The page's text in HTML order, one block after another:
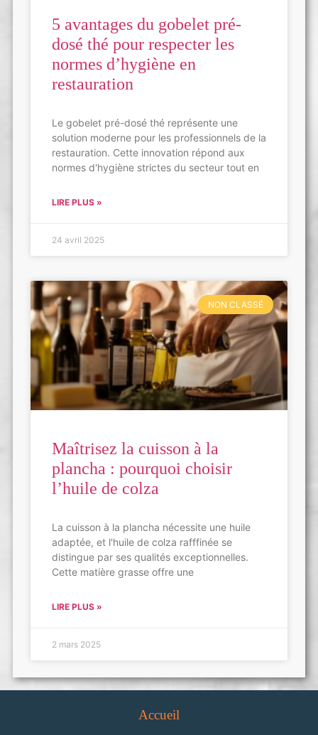
5 avantages du gobelet pré-
dosé thé pour respecter les
normes d’hygiène en
restauration
Le gobelet pré-dosé thé représente une
solution moderne pour les professionnels de la
restauration. Cette innovation répond aux
normes d'hygiène strictes du secteur tout en
LIRE PLUS »
24 avril 2025
NON CLASSÉ
Maîtrisez la cuisson à la
plancha : pourquoi choisir
l’huile de colza
La cuisson à la plancha nécessite une huile
adaptée, et l'huile de colza rafffinée se
distingue par ses qualités exceptionnelles.
Cette matière grasse offre une
LIRE PLUS »
2 mars 2025
Accueil